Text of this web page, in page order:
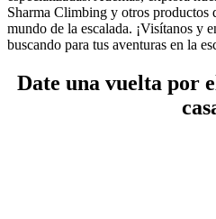
Sharma Climbing y otros productos
mundo de la escalada. ¡Visítanos y
buscando para tus aventuras en la
Date una vuelta por